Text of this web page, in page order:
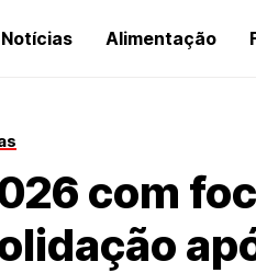
Alimentação
com